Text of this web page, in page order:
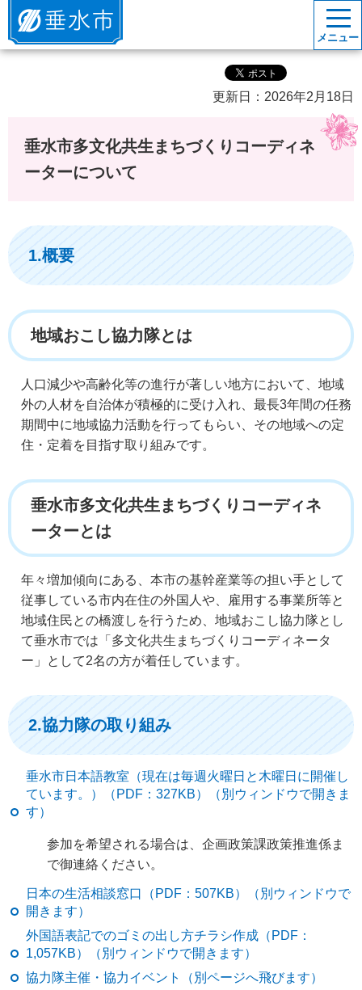
垂水市
メニュー
更新日：2026年2月18日
垂水市多文化共生まちづくりコーディネ
ーターについて
1.概要
地域おこし協力隊とは
人口減少や高齢化等の進行が著しい地方において、地域
外の人材を自治体が積極的に受け入れ、最長3年間の任務
期間中に地域協力活動を行ってもらい、その地域への定
住・定着を目指す取り組みです。
垂水市多文化共生まちづくりコーディネ
ーターとは
年々増加傾向にある、本市の基幹産業等の担い手として
従事している市内在住の外国人や、雇用する事業所等と
地域住民との橋渡しを行うため、地域おこし協力隊とし
て垂水市では「多文化共生まちづくりコーディネータ
ー」として2名の方が着任しています。
2.協力隊の取り組み
垂水市日本語教室（現在は毎週火曜日と木曜日に開催し
ています。）（PDF：327KB）（別ウィンドウで開きま
す）
参加を希望される場合は、企画政策課政策推進係ま
で御連絡ください。
日本の生活相談窓口（PDF：507KB）（別ウィンドウで
開きます）
外国語表記でのゴミの出し方チラシ作成（PDF：
1,057KB）（別ウィンドウで開きます）
協力隊主催・協力イベント（別ページへ飛びます）